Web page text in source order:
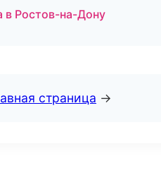
в Ростов-на-Дону
страница →